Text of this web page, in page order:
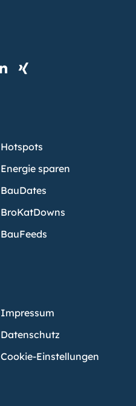
Hotspots
Energie sparen
BauDates
BroKatDowns
BauFeeds
Impressum
Datenschutz
Cookie-Einstellungen